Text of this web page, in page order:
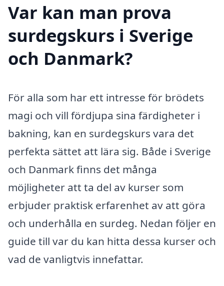
Var kan man prova
surdegskurs i Sverige
och Danmark?
För alla som har ett intresse för brödets
magi och vill fördjupa sina färdigheter i
bakning, kan en surdegskurs vara det
perfekta sättet att lära sig. Både i Sverige
och Danmark finns det många
möjligheter att ta del av kurser som
erbjuder praktisk erfarenhet av att göra
och underhålla en surdeg. Nedan följer en
guide till var du kan hitta dessa kurser och
vad de vanligtvis innefattar.